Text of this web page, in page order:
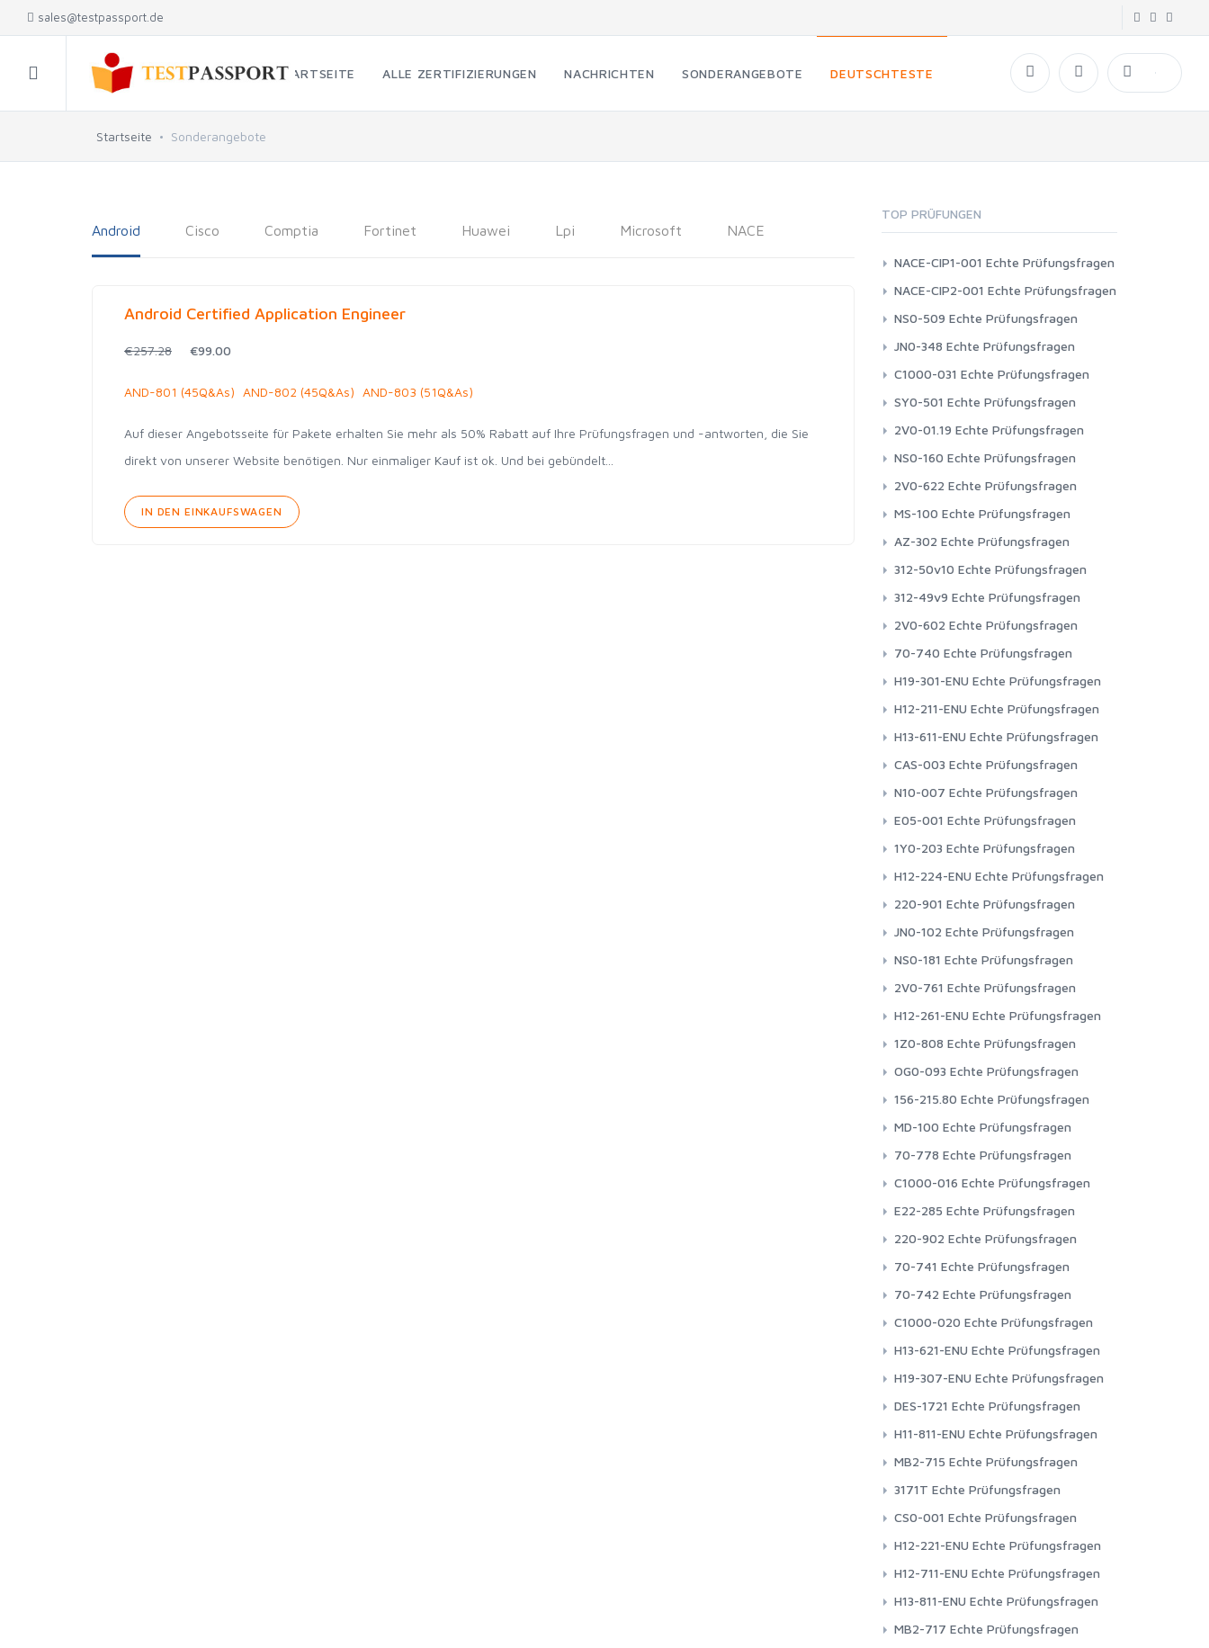
sales@testpassport.de
STARTSEITE ALLE ZERTIFIZIERUNGEN NACHRICHTEN SONDERANGEBOTE DEUTSCHTESTE
Startseite Sonderangebote
Android Cisco Comptia Fortinet Huawei Lpi Microsoft NACE
Android Certified Application Engineer
€257.28 €99.00
AND-801 (45Q&As) AND-802 (45Q&As) AND-803 (51Q&As)
Auf dieser Angebotsseite für Pakete erhalten Sie mehr als 50% Rabatt auf Ihre Prüfungsfragen und -antworten, die Sie
direkt von unserer Website benötigen. Nur einmaliger Kauf ist ok. Und bei gebündelt...
IN DEN EINKAUFSWAGEN
TOP PRÜFUNGEN
NACE-CIP1-001 Echte Prüfungsfragen
NACE-CIP2-001 Echte Prüfungsfragen
NS0-509 Echte Prüfungsfragen
JN0-348 Echte Prüfungsfragen
C1000-031 Echte Prüfungsfragen
SY0-501 Echte Prüfungsfragen
2V0-01.19 Echte Prüfungsfragen
NS0-160 Echte Prüfungsfragen
2V0-622 Echte Prüfungsfragen
MS-100 Echte Prüfungsfragen
AZ-302 Echte Prüfungsfragen
312-50v10 Echte Prüfungsfragen
312-49v9 Echte Prüfungsfragen
2V0-602 Echte Prüfungsfragen
70-740 Echte Prüfungsfragen
H19-301-ENU Echte Prüfungsfragen
H12-211-ENU Echte Prüfungsfragen
H13-611-ENU Echte Prüfungsfragen
CAS-003 Echte Prüfungsfragen
N10-007 Echte Prüfungsfragen
E05-001 Echte Prüfungsfragen
1Y0-203 Echte Prüfungsfragen
H12-224-ENU Echte Prüfungsfragen
220-901 Echte Prüfungsfragen
JN0-102 Echte Prüfungsfragen
NS0-181 Echte Prüfungsfragen
2V0-761 Echte Prüfungsfragen
H12-261-ENU Echte Prüfungsfragen
1Z0-808 Echte Prüfungsfragen
OG0-093 Echte Prüfungsfragen
156-215.80 Echte Prüfungsfragen
MD-100 Echte Prüfungsfragen
70-778 Echte Prüfungsfragen
C1000-016 Echte Prüfungsfragen
E22-285 Echte Prüfungsfragen
220-902 Echte Prüfungsfragen
70-741 Echte Prüfungsfragen
70-742 Echte Prüfungsfragen
C1000-020 Echte Prüfungsfragen
H13-621-ENU Echte Prüfungsfragen
H19-307-ENU Echte Prüfungsfragen
DES-1721 Echte Prüfungsfragen
H11-811-ENU Echte Prüfungsfragen
MB2-715 Echte Prüfungsfragen
3171T Echte Prüfungsfragen
CS0-001 Echte Prüfungsfragen
H12-221-ENU Echte Prüfungsfragen
H12-711-ENU Echte Prüfungsfragen
H13-811-ENU Echte Prüfungsfragen
MB2-717 Echte Prüfungsfragen